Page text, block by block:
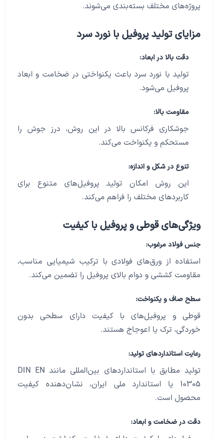
پروژه‌های مختلف بسته‌بندی می‌شوند.
مزایای تولید پروفیل با نورد سرد
دقت بالا در ابعاد:
تولید با نورد سرد باعث یکنواختی در ضخامت و ابعاد
پروفیل می‌شود.
مقاومت بالا:
جوشکاری فرکانس بالا در این روش، درز جوش را
مستحکم و یکنواخت می‌کند.
تنوع در شکل و اندازه:
این روش امکان تولید پروفیل‌های متنوع برای
کاربردهای مختلف را فراهم می‌کند.
ویژگی‌های قوطی و پروفیل با کیفیت
جنس فولاد مرغوب:
استفاده از ورق‌های فولادی با ترکیب شیمیایی مناسب،
مقاومت کششی و دوام بالای پروفیل را تضمین می‌کند.
سطح صاف و یکنواخت:
قوطی و پروفیل‌های با کیفیت دارای سطحی بدون
خوردگی، ترک یا اعوجاج هستند.
رعایت استانداردهای تولید:
تولید مطابق با استانداردهای بین‌المللی مانند DIN EN
10305 یا استاندارد ملی ایران، نشان‌دهنده کیفیت
محصول است.
دقت در ضخامت و ابعاد: